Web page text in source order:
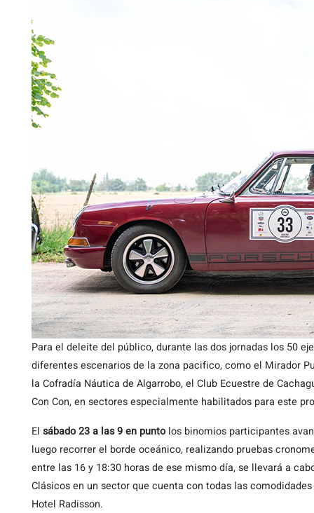
Para el deleite del público, durante las dos jornadas los 50
diferentes escenarios de la zona pacifico, como el Mirador
la Cofradía Náutica de Algarrobo, el Club Ecuestre de
Con Con, en sectores especialmente habilitados para este
El sábado 23 a las 9 en puntolos binomios participantes
luego recorrer el borde oceánico, realizando pruebas
entre las 16 y 18:30 horas de ese mismo día, se llevará a
Clásicos en un sector que cuenta con todas las
Hotel Radisson.